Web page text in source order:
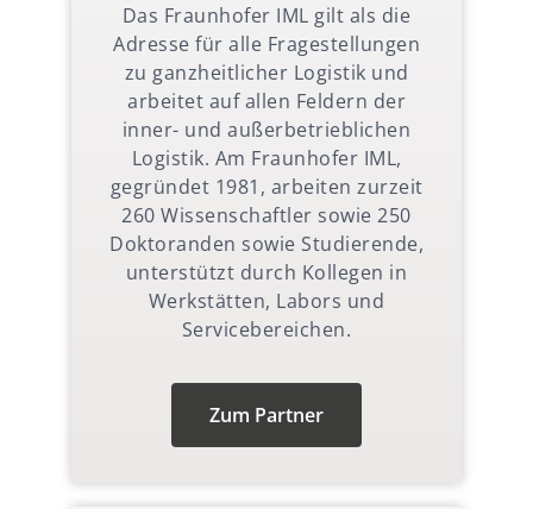
Das Fraunhofer IML gilt als die
Adresse für alle Fragestellungen
zu ganzheitlicher Logistik und
arbeitet auf allen Feldern der
inner- und außerbetrieblichen
Logistik. Am Fraunhofer IML,
gegründet 1981, arbeiten zurzeit
260 Wissenschaftler sowie 250
Doktoranden sowie Studierende,
unterstützt durch Kollegen in
Werkstätten, Labors und
Servicebereichen.
Zum Partner